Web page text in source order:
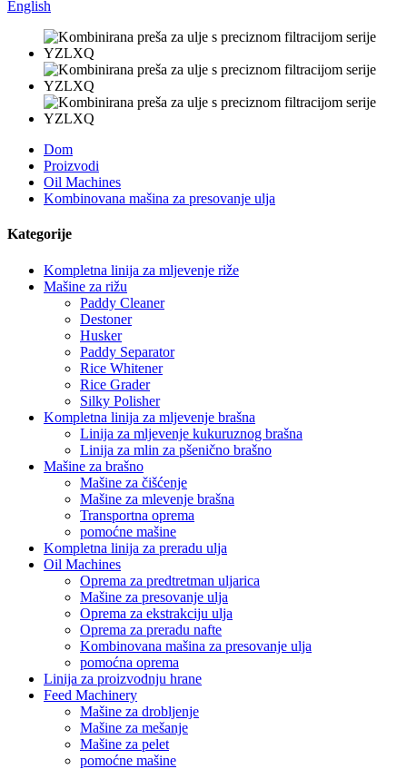
English
Dom
Proizvodi
Oil Machines
Kombinovana mašina za presovanje ulja
Kategorije
Kompletna linija za mljevenje riže
Mašine za rižu
Paddy Cleaner
Destoner
Husker
Paddy Separator
Rice Whitener
Rice Grader
Silky Polisher
Kompletna linija za mljevenje brašna
Linija za mljevenje kukuruznog brašna
Linija za mlin za pšenično brašno
Mašine za brašno
Mašine za čišćenje
Mašine za mlevenje brašna
Transportna oprema
pomoćne mašine
Kompletna linija za preradu ulja
Oil Machines
Oprema za predtretman uljarica
Mašine za presovanje ulja
Oprema za ekstrakciju ulja
Oprema za preradu nafte
Kombinovana mašina za presovanje ulja
pomoćna oprema
Linija za proizvodnju hrane
Feed Machinery
Mašine za drobljenje
Mašine za mešanje
Mašine za pelet
pomoćne mašine